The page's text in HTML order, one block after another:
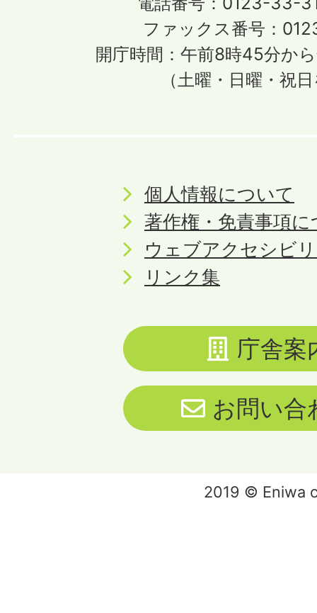
ファックス番号：
開庁時間：午前8時45分か
（土曜・日曜・祝
個人情報について
著作権・免責事項
ウェブアクセシビ
リンク集
庁舎案
お問い合
2019 © Eniwa